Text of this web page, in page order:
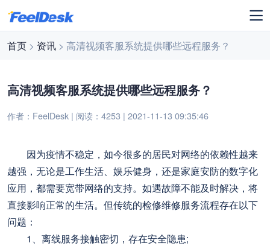
首页 > 资讯 > 高清视频客服系统提供哪些远程服务？
高清视频客服系统提供哪些远程服务？
作者：FeelDesk | 阅读：4253 | 2021-11-13 09:35:46
因为疫情不稳定，如今很多的居民对网络的依赖性越来
越强，无论是工作生活、娱乐健身，还是家庭安防的数字化
应用，都需要宽带网络的支持。如遇故障不能及时解决，将
直接影响正常的生活。但传统的检修维修服务流程存在以下
问题：
1、离线服务接触密切，存在安全隐患;